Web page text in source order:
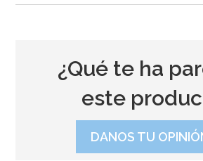
¿Qué te ha
este
DANOS TU